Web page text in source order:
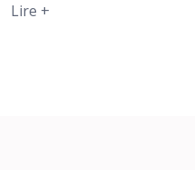
Lire +